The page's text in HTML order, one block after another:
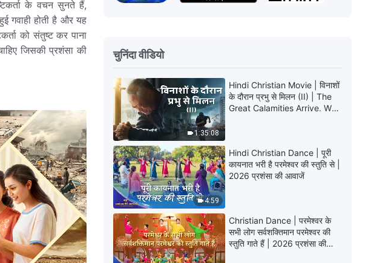
4:47
5:16
Hindi Christian Song | हर दिन जो तुम
अभी जीते हो, निर्णायक है
4:41
Hindi Christian Song | परमेश्वर का
न्याय उसकी धार्मिकता और पवित्रता को
प्रकट करता है
Hindi Christian Song | परमेश्वर के
कोप का प्रतीक
के वचन सुनते हैं,
गवाही होती है और यह
को संतुष्ट कर पाना
जिसकी प्रशंसा की
वह मानवजाति को सत्य
स्वभाव त्यागे और शुद्ध
उद्धार हासिल करने
के द्वारा प्राप्त करना
देता, वह तुम्हें महज
हो। बल्कि वह तुम्हें
के सामने आता है और
चुनिंदा वीडियो
1:35:08
Hindi Christian Movie | विनाशों
के दौरान प्रभु से मिलन (II) | The
Great Calamities Arrive. Who
4:59
Hindi Christian Dance | पूरी
कायनात भरी है परमेश्वर की स्तुति से |
2026 प्रशंसा की आवाजें
Christian Dance | परमेश्वर के
सभी लोग सर्वशक्तिमान परमेश्वर की
स्तुति गाते हैं | 2026 प्रशंसा की